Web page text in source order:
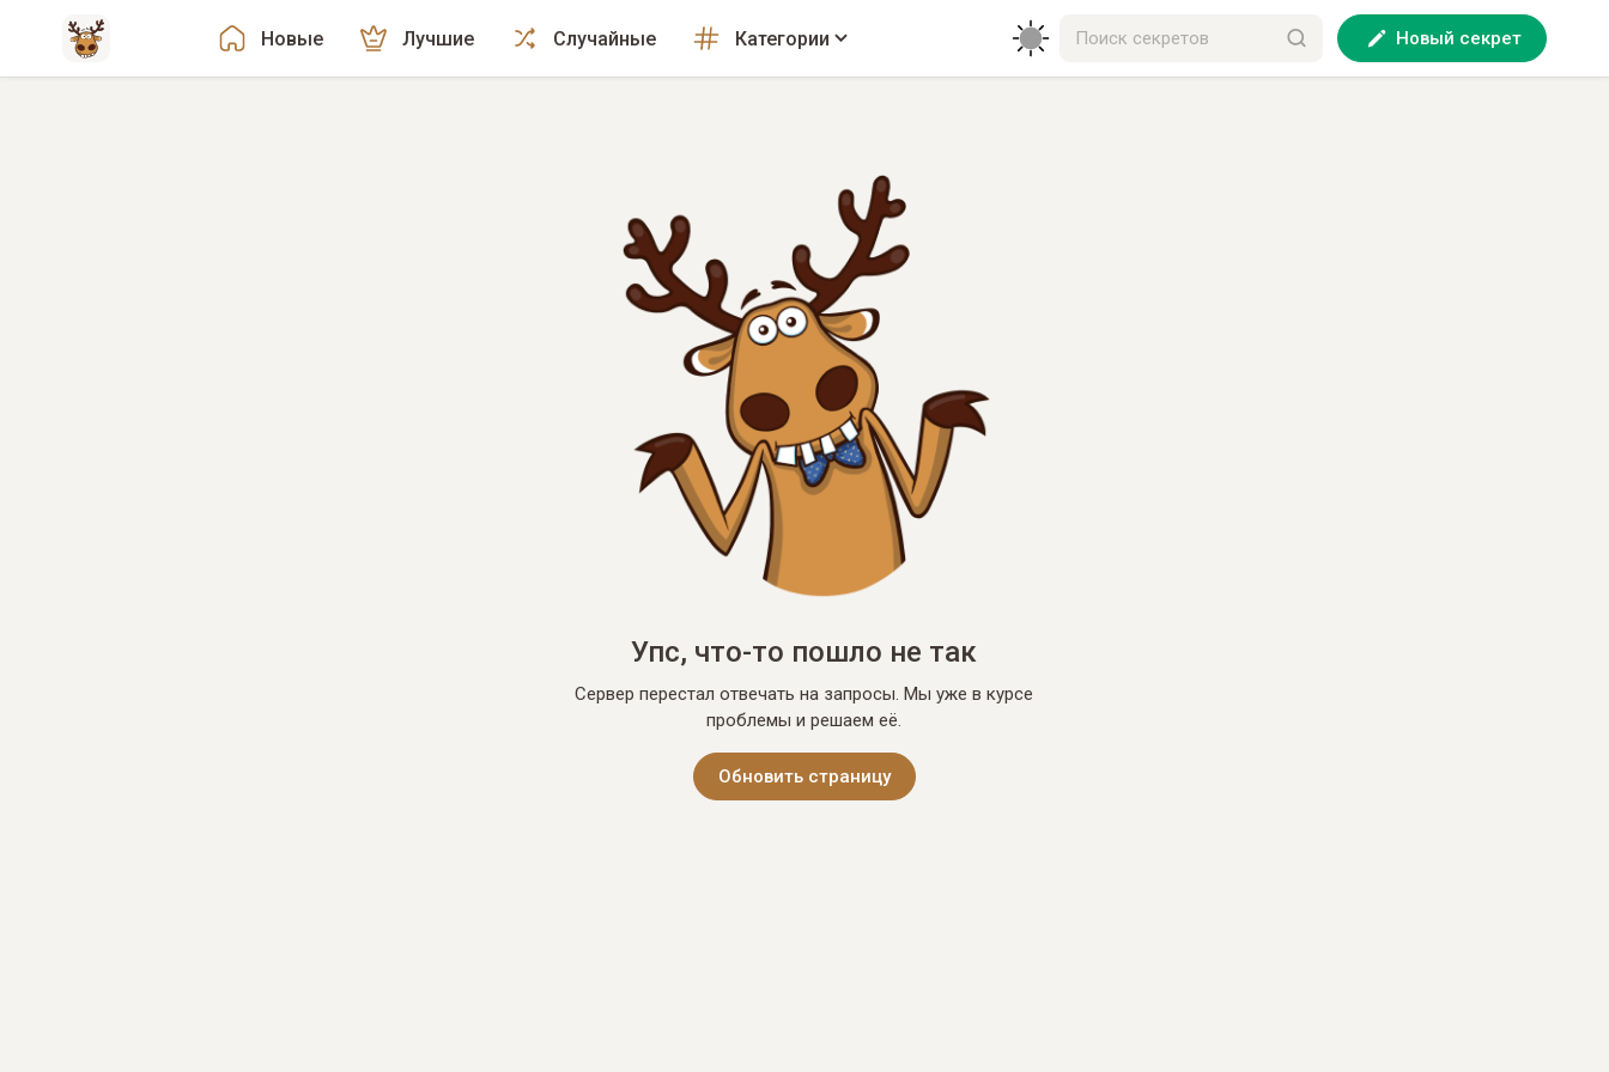
Новые Лучшие Случайные Категории Новый секрет
Упс, что-то пошло не так
Сервер перестал отвечать на запросы. Мы уже в курсе
проблемы и решаем её.
Обновить страницу